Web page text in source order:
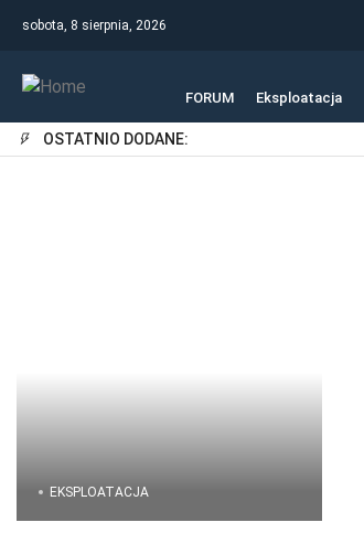
sobota, 8 sierpnia, 2026
FORUM Eksploatacja
OSTATNIO DODANE:
EKSPLOATACJA